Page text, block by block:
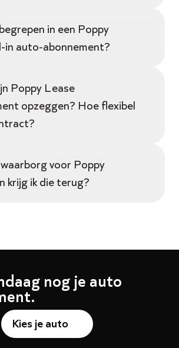
in een Poppy
in auto-abonnement?
Poppy Lease
opzeggen? Hoe flexibel
voor Poppy
krijg ik die terug?
nog je auto
Kies je auto